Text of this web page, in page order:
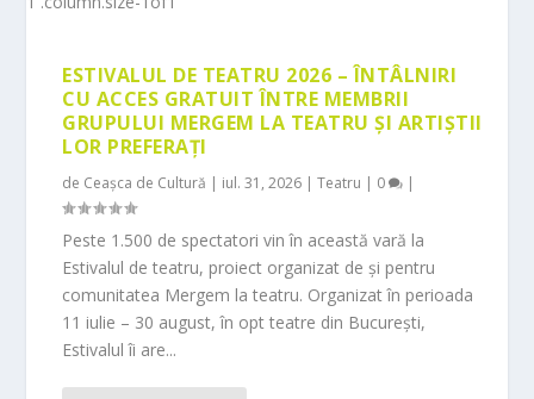
ESTIVALUL DE TEATRU 2026 – ÎNTÂLNIRI
CU ACCES GRATUIT ÎNTRE MEMBRII
GRUPULUI MERGEM LA TEATRU ȘI ARTIȘTII
LOR PREFERAȚI
de Ceașca de Cultură | iul. 31, 2026 |Teatru | 0 |
Peste 1.500 de spectatori vin în această vară la
Estivalul de teatru, proiect organizat de și pentru
comunitatea Mergem la teatru. Organizat în perioada
11 iulie – 30 august, în opt teatre din București,
Estivalul îi are...